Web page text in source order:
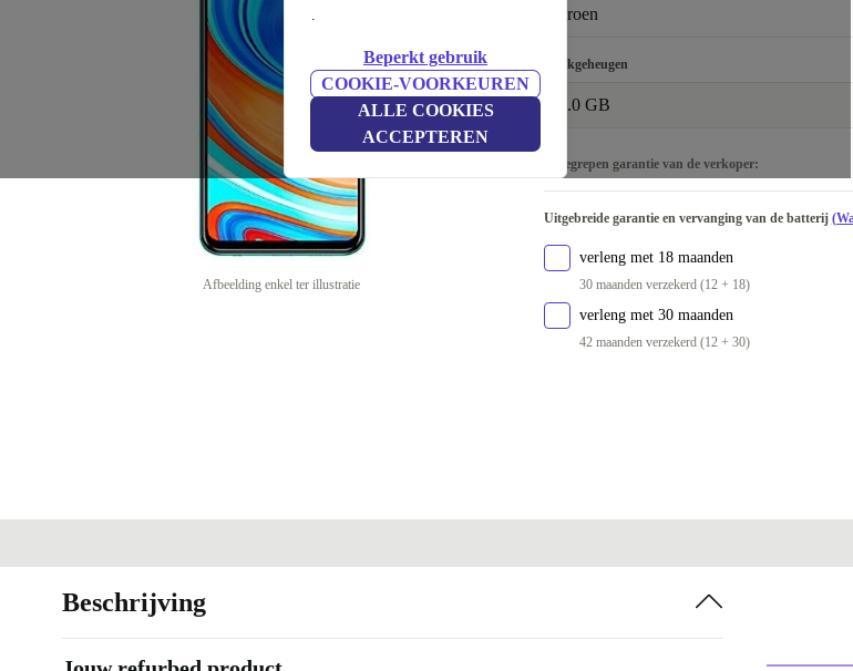
.
Beperkt gebruik
COOKIE-VOORKEUREN
ALLE COOKIES
ACCEPTEREN
Afbeelding enkel ter illustratie
128 GB
groen
groen
wit
blauw
Werkgeheugen
6.0 GB
Inbegrepen garantie van de verkoper:
Uitgebreide garantie en vervanging van de batterij
verleng met 18 maanden
30 maanden verzekerd (12 + 18)
verleng met 30 maanden
42 maanden verzekerd (12 + 30)
Beschrijving